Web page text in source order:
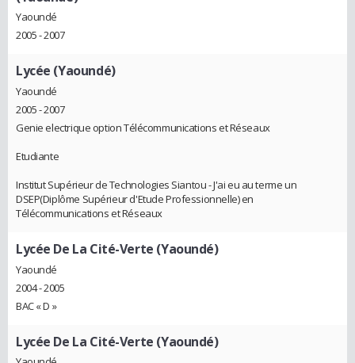
Yaoundé
2005 - 2007
Lycée (Yaoundé)
Yaoundé
2005 - 2007
Genie electrique option Télécommunications et Réseaux
Etudiante
Institut Supérieur de Technologies Siantou - J'ai eu au terme un
DSEP(Diplôme Supérieur d'Etude Professionnelle) en
Télécommunications et Réseaux
Lycée De La Cité-Verte (Yaoundé)
Yaoundé
2004 - 2005
BAC « D »
Lycée De La Cité-Verte (Yaoundé)